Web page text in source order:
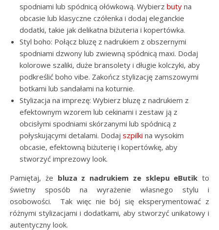
spodniami lub spódnicą ołówkową. Wybierz buty na
obcasie lub klasyczne czółenka i dodaj eleganckie
dodatki, takie jak delikatna biżuteria i kopertówka.
Styl boho: Połącz bluzę z nadrukiem z obszernymi
spodniami dzwony lub zwiewną spódnicą maxi. Dodaj
kolorowe szaliki, duże bransolety i długie kolczyki, aby
podkreślić boho vibe. Zakończ stylizację zamszowymi
botkami lub sandałami na koturnie.
Stylizacja na imprezę: Wybierz bluzę z nadrukiem z
efektownym wzorem lub cekinami i zestaw ją z
obcisłymi spodniami skórzanymi lub spódnicą z
połyskującymi detalami. Dodaj szpilki na wysokim
obcasie, efektowną biżuterię i kopertówkę, aby
stworzyć imprezowy look.
Pamiętaj, że bluza z nadrukiem ze sklepu eButik to
świetny sposób na wyrażenie własnego stylu i
osobowości. Tak więc nie bój się eksperymentować z
różnymi stylizacjami i dodatkami, aby stworzyć unikatowy i
autentyczny look.